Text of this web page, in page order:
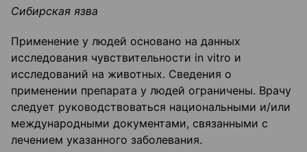
Сибирская язва
Применение у людей основано на данных
исследования чувствительности in vitro и
исследований на животных. Сведения о
применении препарата у людей ограничены. Врачу
следует руководствоваться национальными и/или
международными документами, связанными с
лечением указанного заболевания.